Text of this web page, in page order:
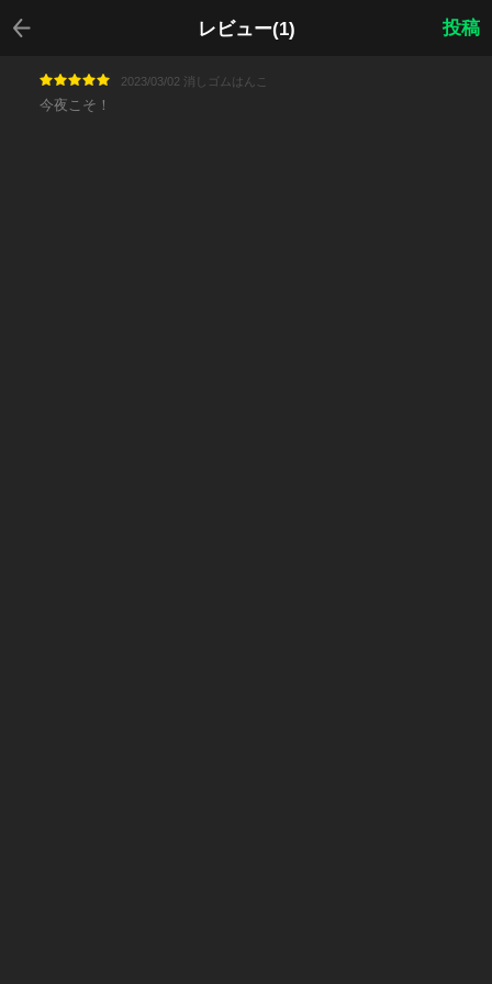
レビュー(1)
戻る
投稿
2023/03/02 消しゴムはんこ
今夜こそ！